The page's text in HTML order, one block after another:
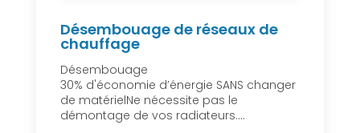
Désembouage de réseaux de
chauffage
Désembouage
30% d'économie d’énergie SANS changer
de matérielNe nécessite pas le
démontage de vos radiateurs....